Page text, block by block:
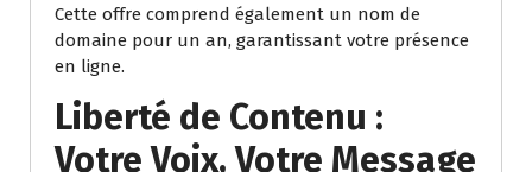
Cette offre comprend également un nom de
domaine pour un an, garantissant votre présence
en ligne.
Liberté de Contenu :
Votre Voix, Votre Message